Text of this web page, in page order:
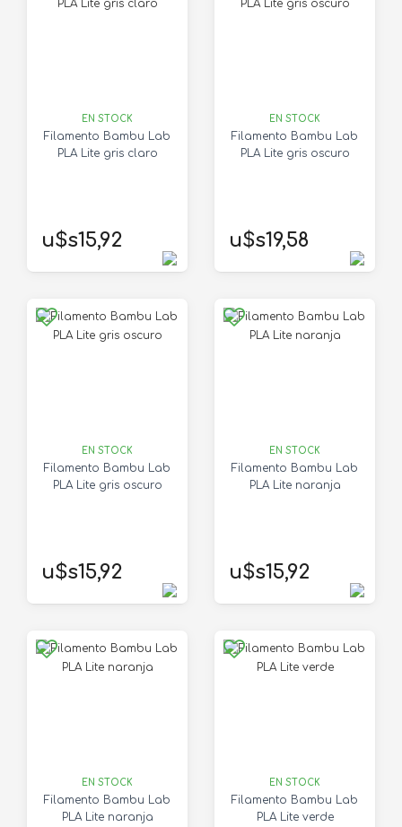
EN STOCK
Filamento Bambu Lab
PLA Lite gris claro
u$s15,92
EN STOCK
Filamento Bambu Lab
PLA Lite gris oscuro
u$s19,58
EN STOCK
Filamento Bambu Lab
PLA Lite gris oscuro
u$s15,92
EN STOCK
Filamento Bambu Lab
PLA Lite naranja
u$s15,92
EN STOCK
Filamento Bambu Lab
PLA Lite naranja
EN STOCK
Filamento Bambu Lab
PLA Lite verde